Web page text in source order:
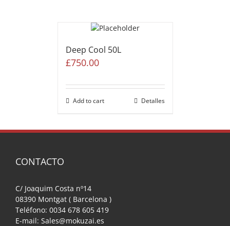
Deep Cool 50L
£750.00
Add to cart Detalles
CONTACTO
C/ Joaquim Costa nº14
08390 Montgat ( Barcelona )
Teléfono: 0034 678 605 419
E-mail: Sales@mokuzai.es